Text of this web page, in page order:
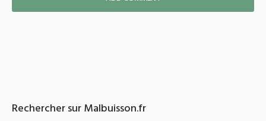
Rechercher sur Malbuisson.fr